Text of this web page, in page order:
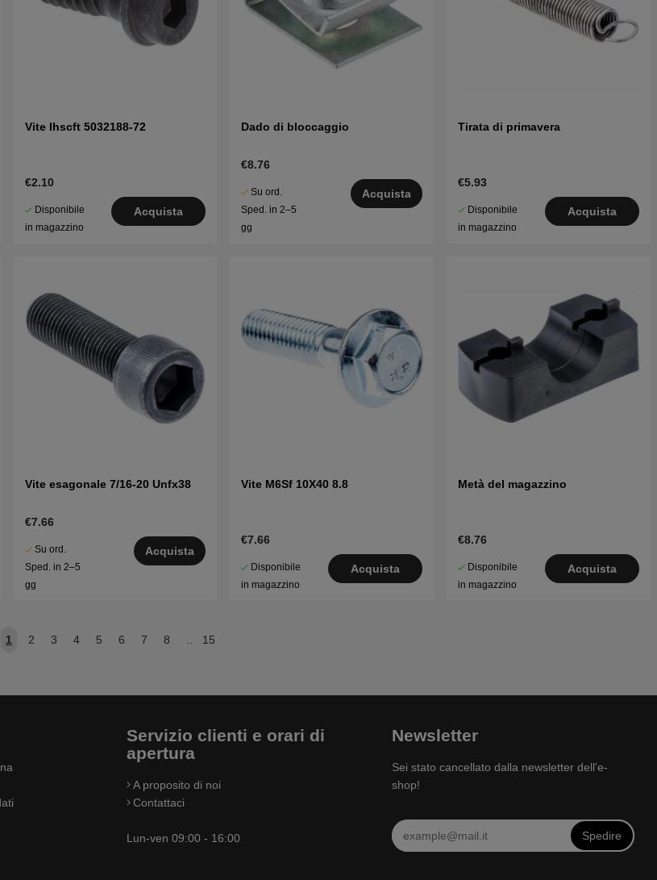
Vite Ihscft 5032188-72
€2.10
Disponibile
in magazzino
Acquista
Dado di bloccaggio
€8.76
Su ord.
Sped. in 2–5
gg
Acquista
Tirata di primavera
€5.93
Disponibile
in magazzino
Acquista
Vite esagonale 7/16-20 Unfx38
€7.66
Su ord.
Sped. in 2–5
gg
Acquista
Vite M6Sf 10X40 8.8
€7.66
Disponibile
in magazzino
Acquista
Metà del magazzino
€8.76
Disponibile
in magazzino
Acquista
1 2 3 4 5 6 7 8 .. 15
Servizio clienti e orari di
apertura
A proposito di noi
Contattaci
Lun-ven 09:00 - 16:00
Newsletter
Sei stato cancellato dalla newsletter dell'e-
shop!
Spedire